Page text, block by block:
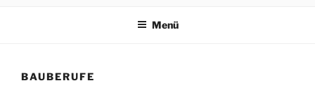
Menü
BAUBERUFE